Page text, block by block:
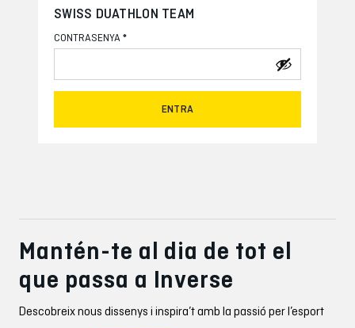
SWISS DUATHLON TEAM
CONTRASENYA *
ENTRA
Mantén-te al dia de tot el
que passa a Inverse
Descobreix nous dissenys i inspira’t amb la passió per l’esport